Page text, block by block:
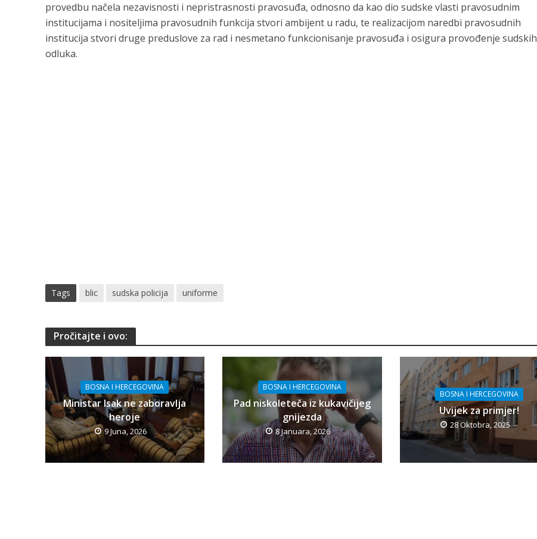
provedbu načela nezavisnosti i nepristrasnosti pravosuđa, odnosno da kao dio sudske vlasti pravosudnim
institucijama i nositeljima pravosudnih funkcija stvori ambijent u radu, te realizacijom naredbi pravosudnih
institucija stvori druge preduslove za rad i nesmetano funkcionisanje pravosuđa i osigura provođenje sudskih
odluka.
Tags blic sudska policija uniforme
Pročitajte i ovo:
BOSNA I HERCEGOVINA
Ministar Isak ne zaboravlja
heroje
9 Juna, 2026
BOSNA I HERCEGOVINA
Pad niskoleteča iz kukavičijeg
gnijezda
8 Januara, 2026
BOSNA I HERCEGOVINA
Uvijek za primjer!
28 Oktobra, 2025